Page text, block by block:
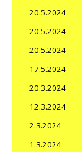
20.5.2024
20.5.2024
20.5.2024
17.5.2024
20.3.2024
12.3.2024
2.3.2024
1.3.2024